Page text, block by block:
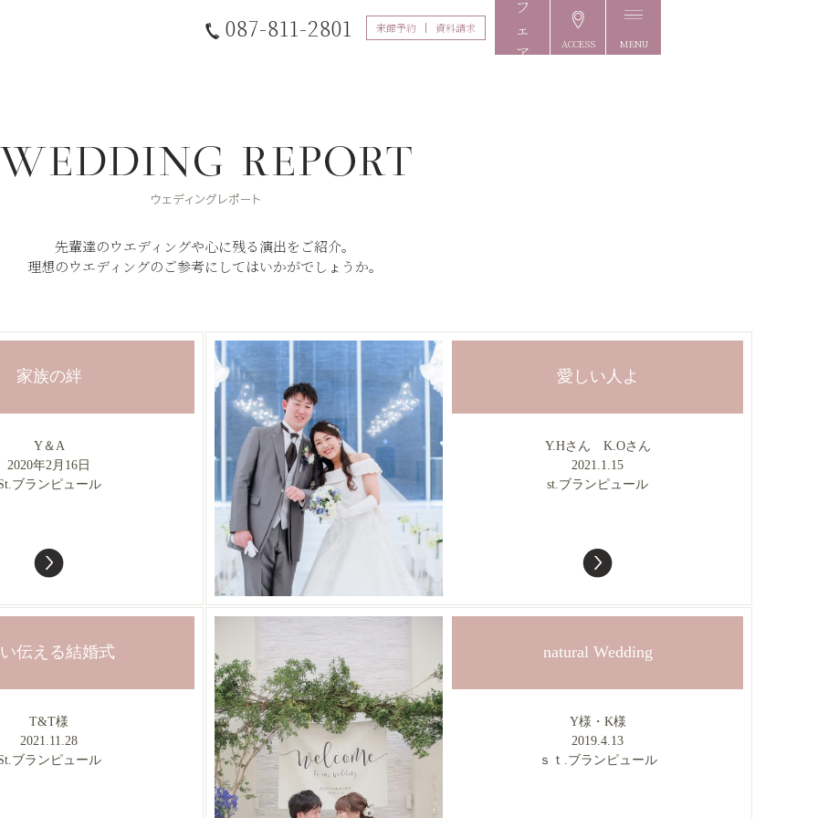
087-811-2801 来館予約 資料請求
ACCESS MENU
先輩達のウエディングや心に残る演出をご紹介。
理想のウエディングのご参考にしてはいかがでしょうか。
家族の絆
Y＆A
2020年2月16日
ブランピュール
愛しい人よ
Y.Hさん K.Oさん
2021.1.15
st.ブランピュール
伝える結婚式
T&T様
2021.11.28
ブランピュール
natural Wedding
Y様・K様
2019.4.13
ｓｔ.ブランピュール